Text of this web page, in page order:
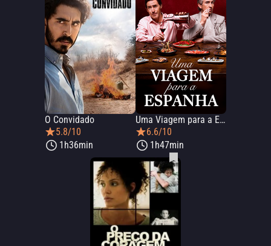
O Convidado
5.8/10
1h36min
Uma Viagem para a Espanha
6.6/10
1h47min